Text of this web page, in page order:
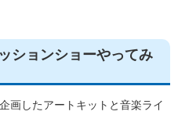
ションショーやってみ
画したアートキットと音楽ライ